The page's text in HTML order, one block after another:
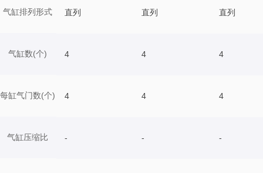
气缸排列形式
气缸数(个)
每缸气门数(个)
气缸压缩比
直列 直列 直列
4 4 4
4 4 4
- - -